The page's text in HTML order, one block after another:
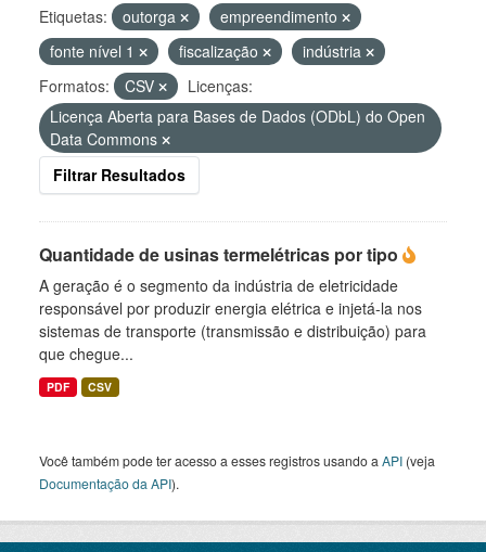
Etiquetas: outorga
empreendimento
fonte nível 1
fiscalização
indústria
Formatos:
CSV
Licenças:
Licença Aberta para Bases de Dados (ODbL) do Open
Data Commons
Filtrar Resultados
Quantidade de usinas termelétricas por tipo
A geração é o segmento da indústria de eletricidade
responsável por produzir energia elétrica e injetá-la nos
sistemas de transporte (transmissão e distribuição) para
que chegue...
PDF CSV
Você também pode ter acesso a esses registros usando a API (veja
Documentação da API).